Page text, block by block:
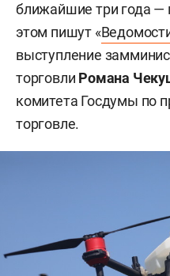
ближайшие три года —
этом пишут «
выступление
торговли Романа
комитета Госдумы по
торговле.